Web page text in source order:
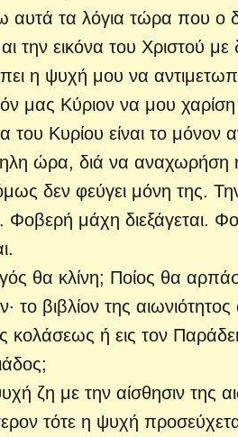
αυτά τα λόγια τώρα που ο
την εικόνα του Χριστού με
η ψυχή μου να
μας Κύριον να μου
του Κυρίου είναι το μόνον
ώρα, διά να αναχωρήση
δεν φεύγει μόνη της.
Φοβερή μάχη διεξάγεται.
θα κλίνη; Ποίος θα
το βιβλίον της
κολάσεως ή εις τον
ζη με την αίσθησιν της
τότε η ψυχή